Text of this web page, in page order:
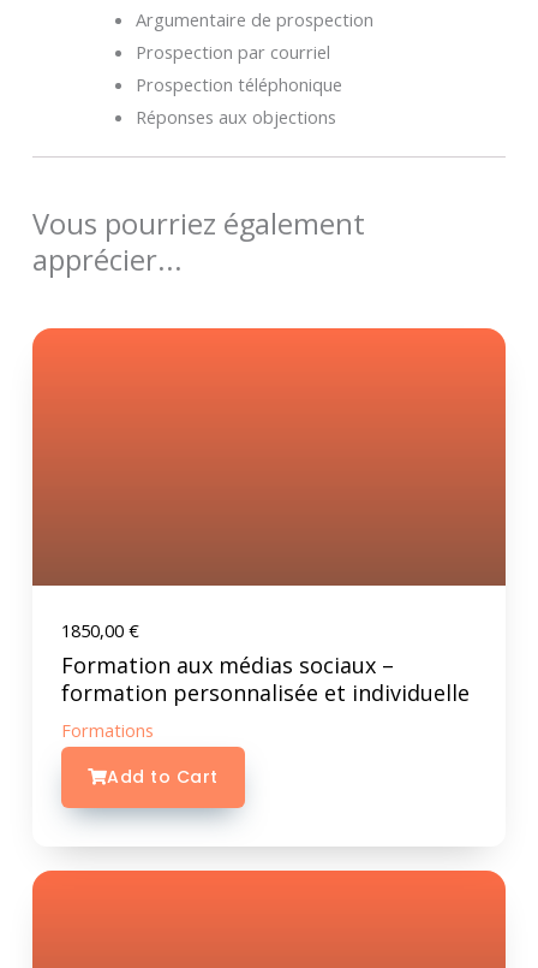
Argumentaire de prospection
Prospection par courriel
Prospection téléphonique
Réponses aux objections
Vous pourriez également
apprécier...
1850,00 €
Formation aux médias sociaux –
formation personnalisée et individuelle
Formations
Add to Cart